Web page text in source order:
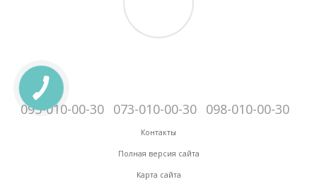
095-010-00-30 073-010-00-30 098-010-00-30
Контакты
Полная версия сайта
Карта сайта